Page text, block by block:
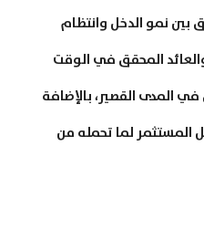
بين نمو الدخل وانتظام
المحقق في الوقت
المدى القصير، بالإضافة
المستثمر لما تحمله من